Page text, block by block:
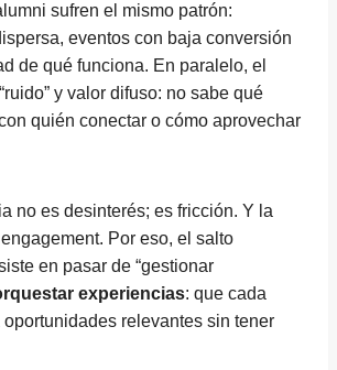
sufren el mismo patrón:
eventos con baja conversión
de qué funciona. En paralelo, el
y valor difuso: no sabe qué
quién conectar o cómo aprovechar
no es desinterés; es fricción. Y la
Por eso, el salto
en pasar de “gestionar
experiencias: que cada
relevantes sin tener